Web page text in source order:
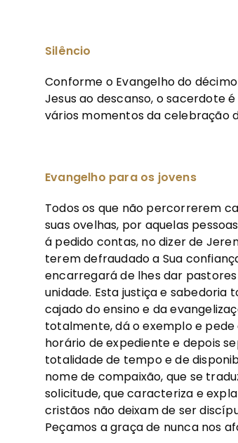
Silêncio
Conforme o Evangelho do
Jesus ao descanso, o sacerdote
vários momentos da celebração
Evangelho para os jovens
Todos os que não percorrerem
suas ovelhas, por aquelas
á pedido contas, no dizer de
terem defraudado a Sua
encarregará de lhes dar
unidade. Esta justiça e sabedoria
cajado do ensino e da
totalmente, dá o exemplo e
horário de expediente e depois
totalidade de tempo e de
nome de compaixão, que se
solicitude, que caracteriza e
cristãos não deixam de ser
Peçamos a graça de nunca nos